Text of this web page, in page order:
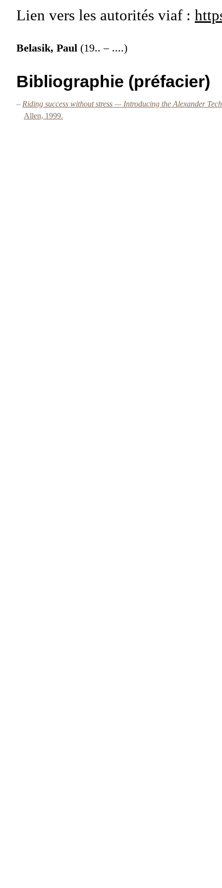
Lien vers les autorités viaf :
Belasik, Paul (19.. – ....)
Bibliographie (préfacier)
– Riding success without stress — Introducing the Alexander
Allen, 1999.